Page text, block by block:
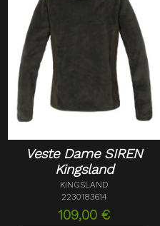
Veste Dame SIREN
Kingsland
KINGSLAND
2230183614
109,00 €